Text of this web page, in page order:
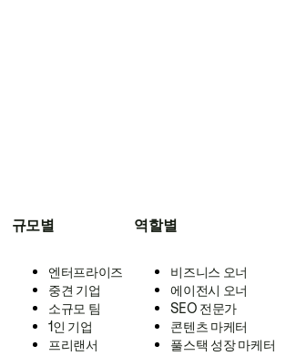
규모별
엔터프라이즈
중견 기업
소규모 팀
1인 기업
프리랜서
역할별
비즈니스 오너
에이전시 오너
SEO 전문가
콘텐츠 마케터
풀스택 성장 마케터